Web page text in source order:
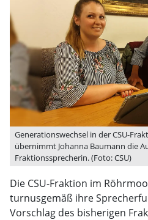
Generationswechsel in der CSU-
übernimmt Johanna Baumann die
Fraktionssprecherin. (Foto: CSU)
Die CSU-Fraktion im
turnusgemäß ihre
Vorschlag des bisherigen